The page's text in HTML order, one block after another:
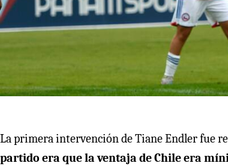
La primera intervención de Tiane Endler fue
partido era que la ventaja de Chile era